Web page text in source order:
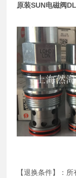
原装SUN电磁阀
【退换条件】：